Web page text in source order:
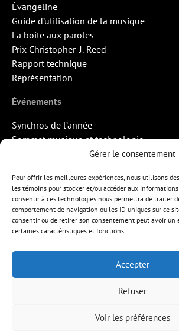
Gérer le consentement
Pour offrir les meilleures expériences, nous utilisons
les témoins pour stocker et/ou accéder aux
consentir à ces technologies nous permettra de traiter
comportement de navigation ou les ID uniques sur ce
consentir ou de retirer son consentement peut avoir un
certaines caractéristiques et fonctions.
Accepter
Refuser
Voir les préférences
Évangeline
Guide d’utilisation de la musique
La boîte aux paroles
Prix Christopher-J.-Reed
Rapport technique
Représentation
Événements
Synchros de l’année
Sommet musique et technologie
Quand la musique rencontre l’image
Missions d’export
Contact
L’ÉDITION MUSICALE
CONTACT